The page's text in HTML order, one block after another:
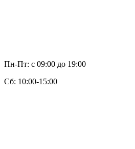
Пн-Пт: с 09:00 до 19:00
Cб: 10:00-15:00